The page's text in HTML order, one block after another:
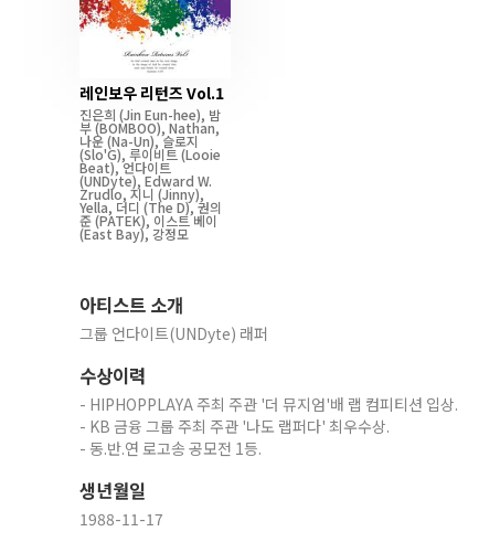
레인보우 리턴즈 Vol.1
진은희 (Jin Eun-hee), 밤
부(BOMBOO), Nathan,
나운(Na-Un),슬로지
(Slo'G), 루이비트 (Looie
Beat),언다이트
(UNDyte),Edward W.
Zrudlo, 지니 (Jinny),
Yella, 더디(The D),권의
준(PATEK), 이스트 베이
(East Bay),강정모
아티스트 소개
그룹 언다이트(UNDyte) 래퍼
수상이력
- HIPHOPPLAYA 주최 주관 '더 뮤지엄'배 랩 컴피티션 입상.
- KB 금융 그룹 주최 주관 '나도 랩퍼다' 최우수상.
- 동.반.연 로고송 공모전 1등.
생년월일
1988-11-17